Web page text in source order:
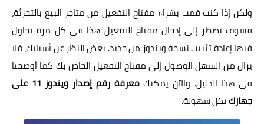
ولكن إذا كنت قمت بشراء مفتاح التفعيل من متاجر البيع بالتجزئة،
فسوف تضطر إلى إدخال مفتاح التفعيل هذا في كل مرة تحاول
فيها إعادة تثبيت نسخة ويندوز من جديد. بغض النظر عن أسبابك، فلا
يزال من السهل الوصول إلى مفتاح التفعيل الخاص بك كما أوضحنا
في هذا الدليل. والآن يمكنك
معرفة رقم إصدار ويندوز 11 على
جهازكبكل سهولة.